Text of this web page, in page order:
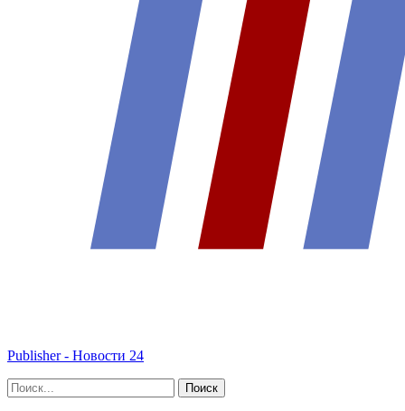
Publisher - Новости 24